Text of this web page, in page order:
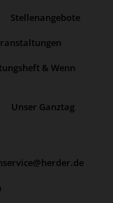
Stellenangebote
& Wenn
Unser Ganztag